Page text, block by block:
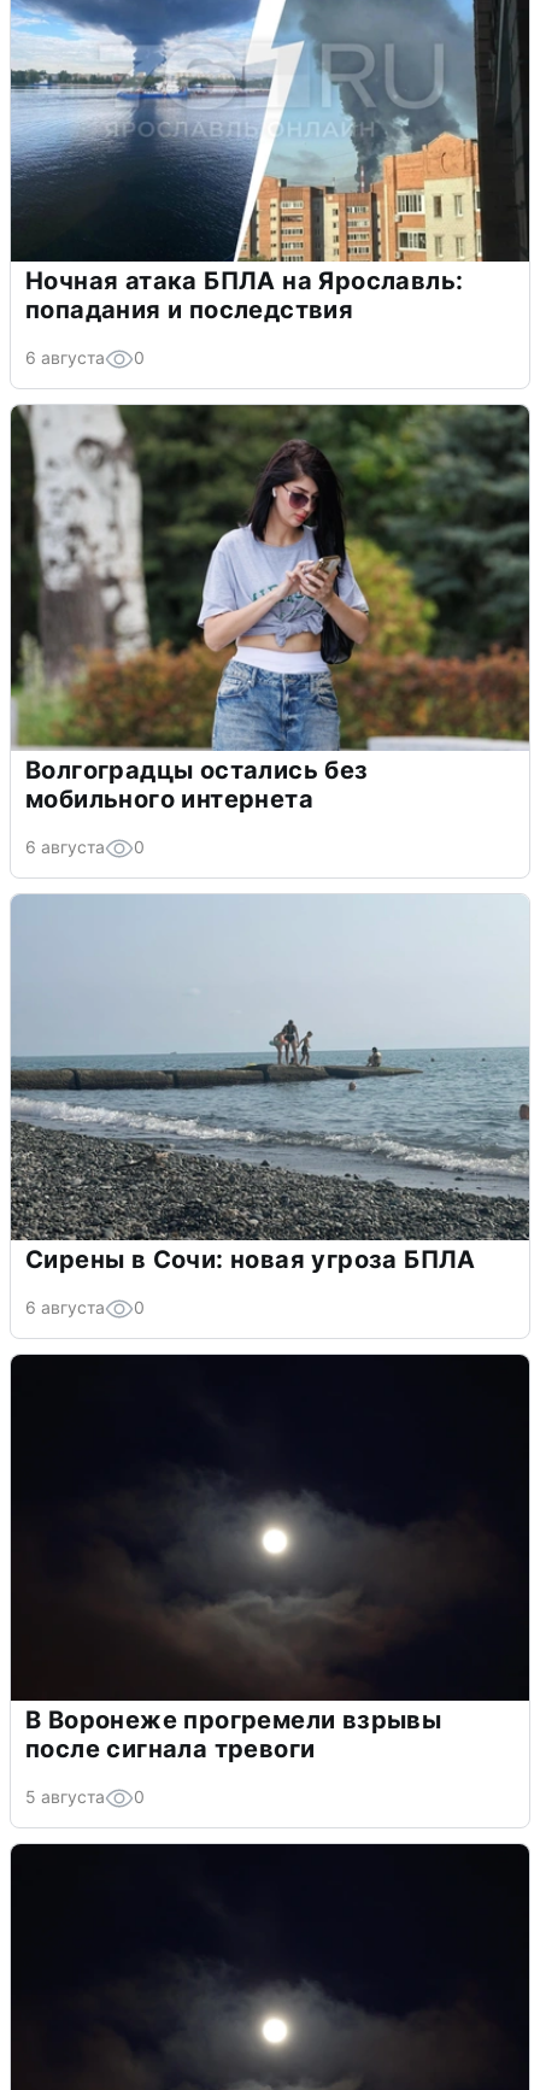
Ночная атака БПЛА на Ярославль:
попадания и последствия
6 августа 0
Волгоградцы остались без
мобильного интернета
6 августа 0
Сирены в Сочи: новая угроза БПЛА
6 августа 0
В Воронеже прогремели взрывы
после сигнала тревоги
5 августа 0